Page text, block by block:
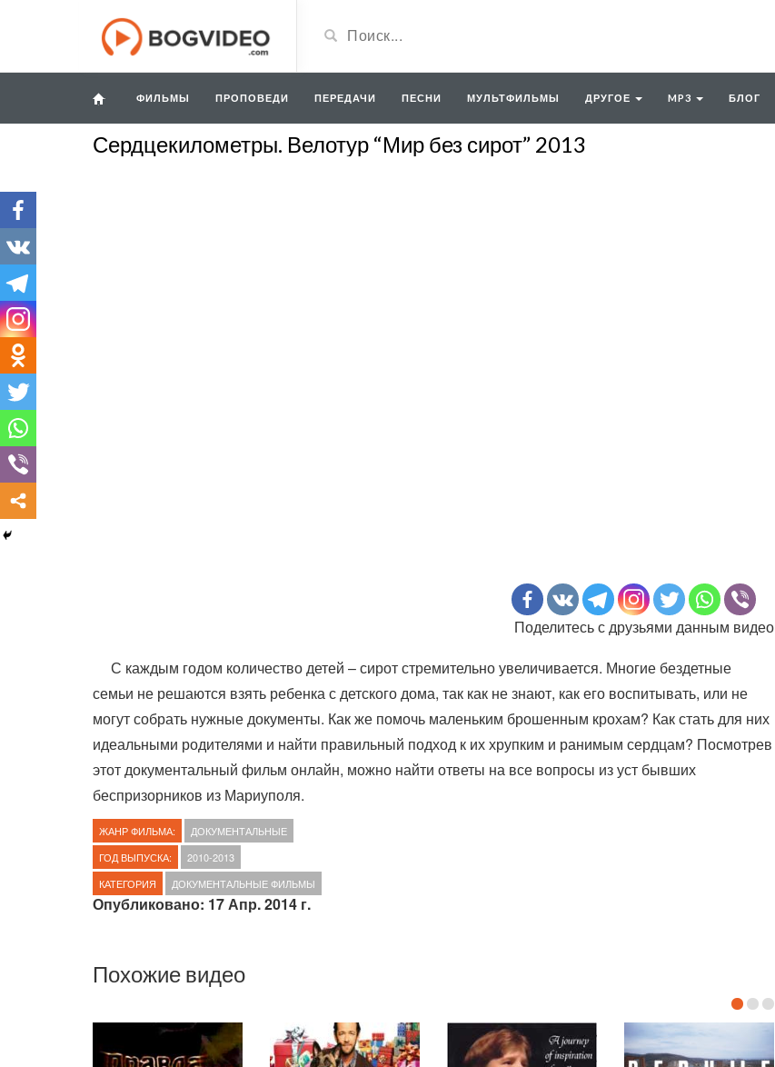
ФИЛЬМЫ ПРОПОВЕДИ ПЕРЕДАЧИ ПЕСНИ МУЛЬТФИЛЬМЫ ДРУГОЕ MP3 БЛОГ
Сердцекилометры. Велотур “Мир без сирот” 2013
Поделитесь с друзьями данным видео
С каждым годом количество детей – сирот стремительно увеличивается. Многие бездетные
семьи не решаются взять ребенка с детского дома, так как не знают, как его воспитывать, или не
могут собрать нужные документы. Как же помочь маленьким брошенным крохам? Как стать для них
идеальными родителями и найти правильный подход к их хрупким и ранимым сердцам? Посмотрев
этот документальный фильм онлайн, можно найти ответы на все вопросы из уст бывших
беспризорников из Мариуполя.
ЖАНР ФИЛЬМА:
ДОКУМЕНТАЛЬНЫЕ
ГОД ВЫПУСКА:
2010-2013
КАТЕГОРИЯ
ДОКУМЕНТАЛЬНЫЕ ФИЛЬМЫ
Опубликовано: 17 Апр. 2014 г.
Похожие видео